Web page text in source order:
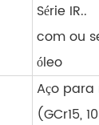
Série IR..
com ou
óleo
Aço
(GCr15,